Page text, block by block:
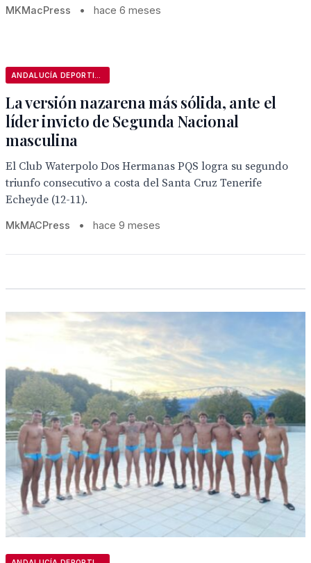
MKMacPress • hace 6 meses
La versión nazarena más sólida, ante el
líder invicto de Segunda Nacional
masculina
El Club Waterpolo Dos Hermanas PQS logra su segundo
triunfo consecutivo a costa del Santa Cruz Tenerife
Echeyde (12-11).
MkMACPress • hace 9 meses